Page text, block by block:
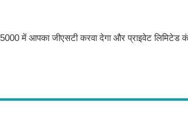
में आपका जीएसटी करवा देगा और प्राइवेट लिमिटेड